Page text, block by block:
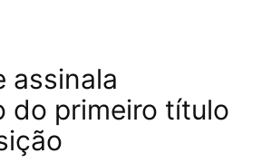
assinala
do primeiro título